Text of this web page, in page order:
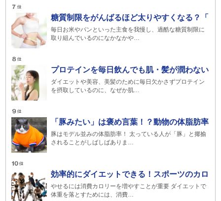
糖質制限をがんばるほど太りやすくなる？「
毎日お米やパンといった主食を我慢し、過酷な糖質制限に
取り組んでいるのになかなかや…
プロテインを毎日飲んでも肌・髪が潤わない
ダイエットや美容、美髪のために毎日欠かさずプロテイン
を摂取しているのに、なぜか肌…
「豚みたい」は褒め言葉！？動物の体脂肪率
豚はモデル並みの体脂肪率！ 太っている人が「豚」と揶揄
されることがしばしばありま…
効率的にダイエットできる！スポーツのカロ
やせるには消費カロリーを増やすことが重要 ダイエットで
体重を落とすためには、消費…